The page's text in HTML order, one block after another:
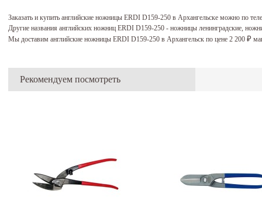
Заказать и купить английские ножницы ERDI D159-250 в Архангельске можно по
Другие названия английских ножниц ERDI D159-250 - ножницы ленинградские,
Мы доставим английские ножницы ERDI D159-250 в Архангельск по цене 2 200 ₽
Рекомендуем посмотреть